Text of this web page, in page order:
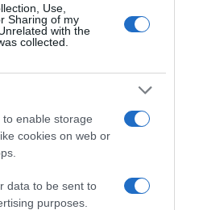
Use,
Sharing of my
with the
collected.
enable storage
cookies on web or
data to be sent to
purposes.